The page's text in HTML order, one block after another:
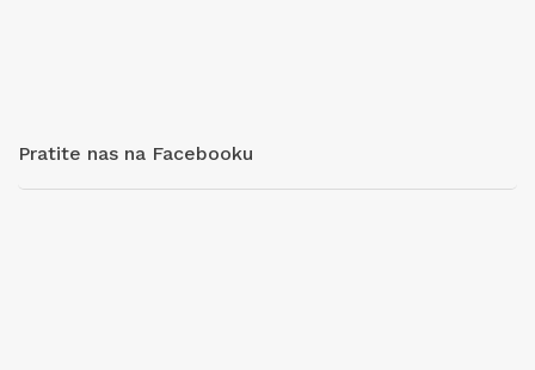
Pratite nas na Facebooku